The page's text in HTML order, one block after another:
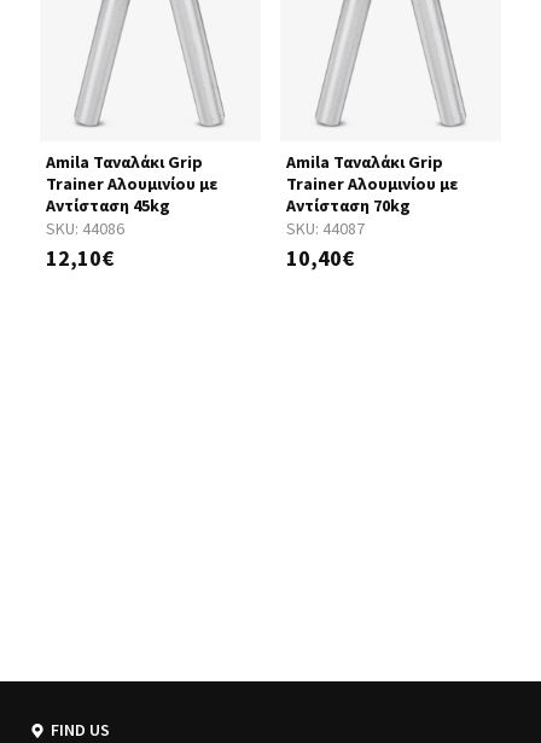
SKU: 44086
Amila Ταναλάκι Grip
Trainer Αλουμινίου με
Αντίσταση 45kg
12,10€
SKU: 44087
Amila Ταναλάκι Grip
Trainer Αλουμινίου με
Αντίσταση 70kg
10,40€
FIND US